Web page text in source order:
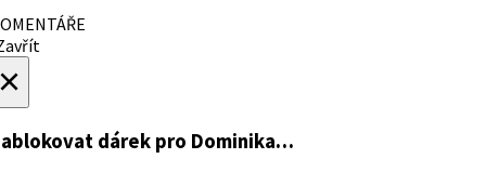
dárek pro Dominika…